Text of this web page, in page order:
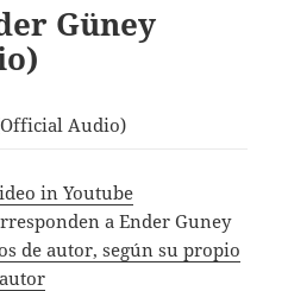
Güney
Audio)
in Youtube
a Ender Guney
de autor, según su propio
autor